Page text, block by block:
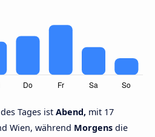
Tages ist Abend, mit 17
Wien, während Morgens die